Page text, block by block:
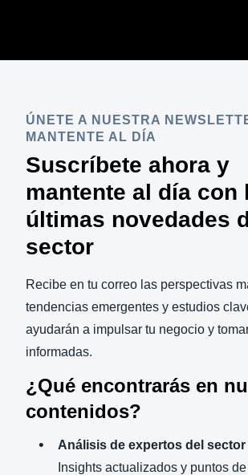
United States
Canada (Français)
México (Español)
EUROPE
United Kingdom
France (Français)
Deutschland
Nederlands
Sweden (English)
Finland (English)
ASIA PACIFIC
Singapore
ÚNETE A NUESTRA
MANTENTE AL DÍA
Suscríbete ahora y
mantente al día con
últimas novedades
sector
Recibe en tu correo las perspectivas
tendencias emergentes y estudios
ayudarán a impulsar tu negocio y
informadas.
¿Qué encontrarás en
contenidos?
Análisis de expertos del sector
Insights actualizados y puntos